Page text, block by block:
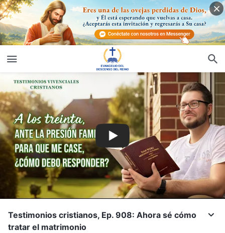
Testimonios cristianos, Ep. 908: Ahora sé cómo
tratar el matrimonio